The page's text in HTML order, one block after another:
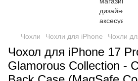
Чохли Чохли для iPhone Чохли
Чохол для iPhone 17
Glamorous Collection -